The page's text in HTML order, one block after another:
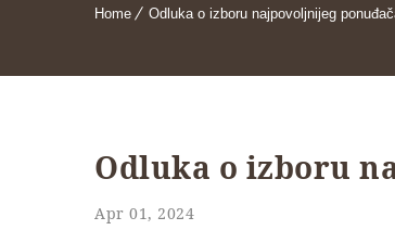
Home Odluka o izboru najpovoljnijeg
Odluka o izboru
Apr 01, 2024